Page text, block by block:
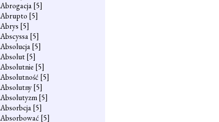
Abrogacja[5]
Abrupto [5]
Abrys [5]
Abscyssa[5]
Absolucja[5]
Absolut[5]
Absolutnie [5]
Absolutność [5]
Absolutny[5]
Absolutyzm[5]
Absorbcja[5]
Absorbować [5]